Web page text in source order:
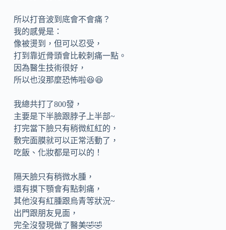
所以打音波到底會不會痛？
我的感覺是：
像被燙到，但可以忍受，
打到靠近骨頭會比較刺痛一點。
因為醫生技術很好，
所以也沒那麼恐怖啦😆😆
我總共打了800發，
主要是下半臉跟脖子上半部~
打完當下臉只有稍微紅紅的，
敷完面膜就可以正常活動了，
吃飯、化妝都是可以的！
隔天臉只有稍微水腫，
還有摸下顎會有點刺痛，
其他沒有紅腫跟烏青等狀況~
出門跟朋友見面，
完全沒發現做了醫美🤣🤣